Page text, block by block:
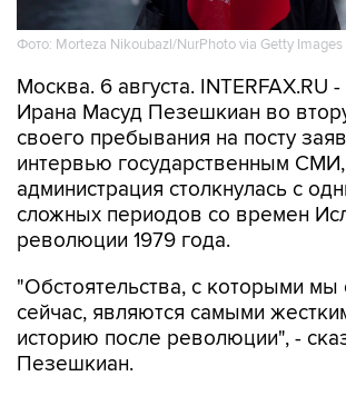
Фото: Morteza Nikoubazl/NurPhoto via Getty Images
Москва. 6 августа. INTERFAX.RU
Ирана Масуд Пезешкиан во
своего пребывания на посту
интервью государственным СМИ,
администрация столкнулась с
сложных периодов со времен
революции 1979 года.
"Обстоятельства, с которыми мы
сейчас, являются самыми
историю после революции", -
Пезешкиан.